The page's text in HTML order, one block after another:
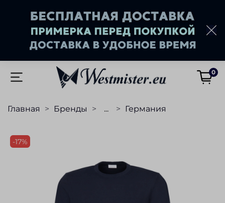
0
Главная Бренды ... Германия
-17%